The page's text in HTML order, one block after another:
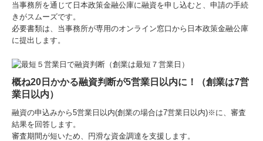
採用情報
当事務所を通じて 日本政策金融公庫に融資を申し込むと、申請の手続
きがスムーズです。
必要書類は、当事務所が専用のオンライン窓口から日本政策金融公庫
に提出します。
概ね20日かかる融資判断が5営業日以内に！（創業は7営
業日以内）
融資の申込みから5営業日以内(創業の場合は7営業日以内)※に、審査
結果を回答します。
審査期間が短いため、円滑な資金調達を支援します。